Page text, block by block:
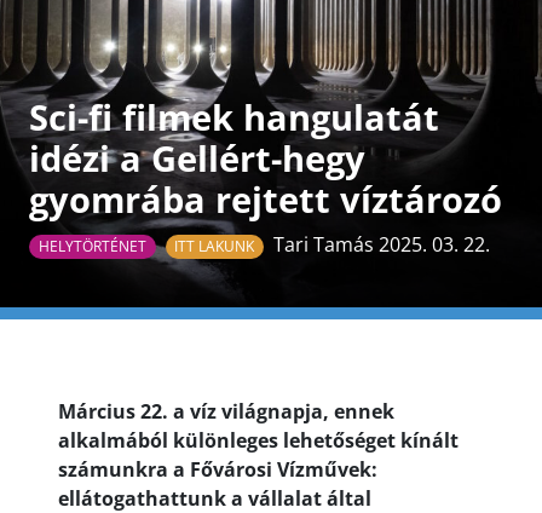
Sci-fi filmek hangulatát
idézi a Gellért-hegy
gyomrába rejtett víztározó
HELYTÖRTÉNET ITT LAKUNK Tari Tamás 2025. 03. 22.
Március 22. a víz világnapja, ennek
alkalmából különleges lehetőséget kínált
számunkra a Fővárosi Vízművek:
ellátogathattunk a vállalat által